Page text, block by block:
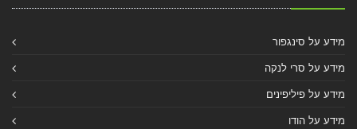
מידע על סינגפור
מידע על סרי לנקה
מידע על פיליפינים
מידע על הודו